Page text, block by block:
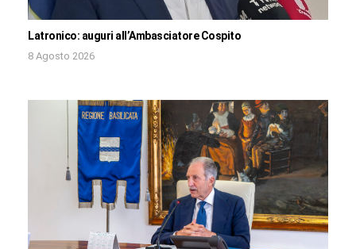
Latronico: auguri all’Ambasciatore Cospito
8 Agosto 2026